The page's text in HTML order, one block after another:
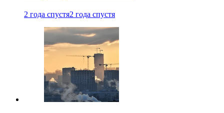
2 года спустя2 года спустя